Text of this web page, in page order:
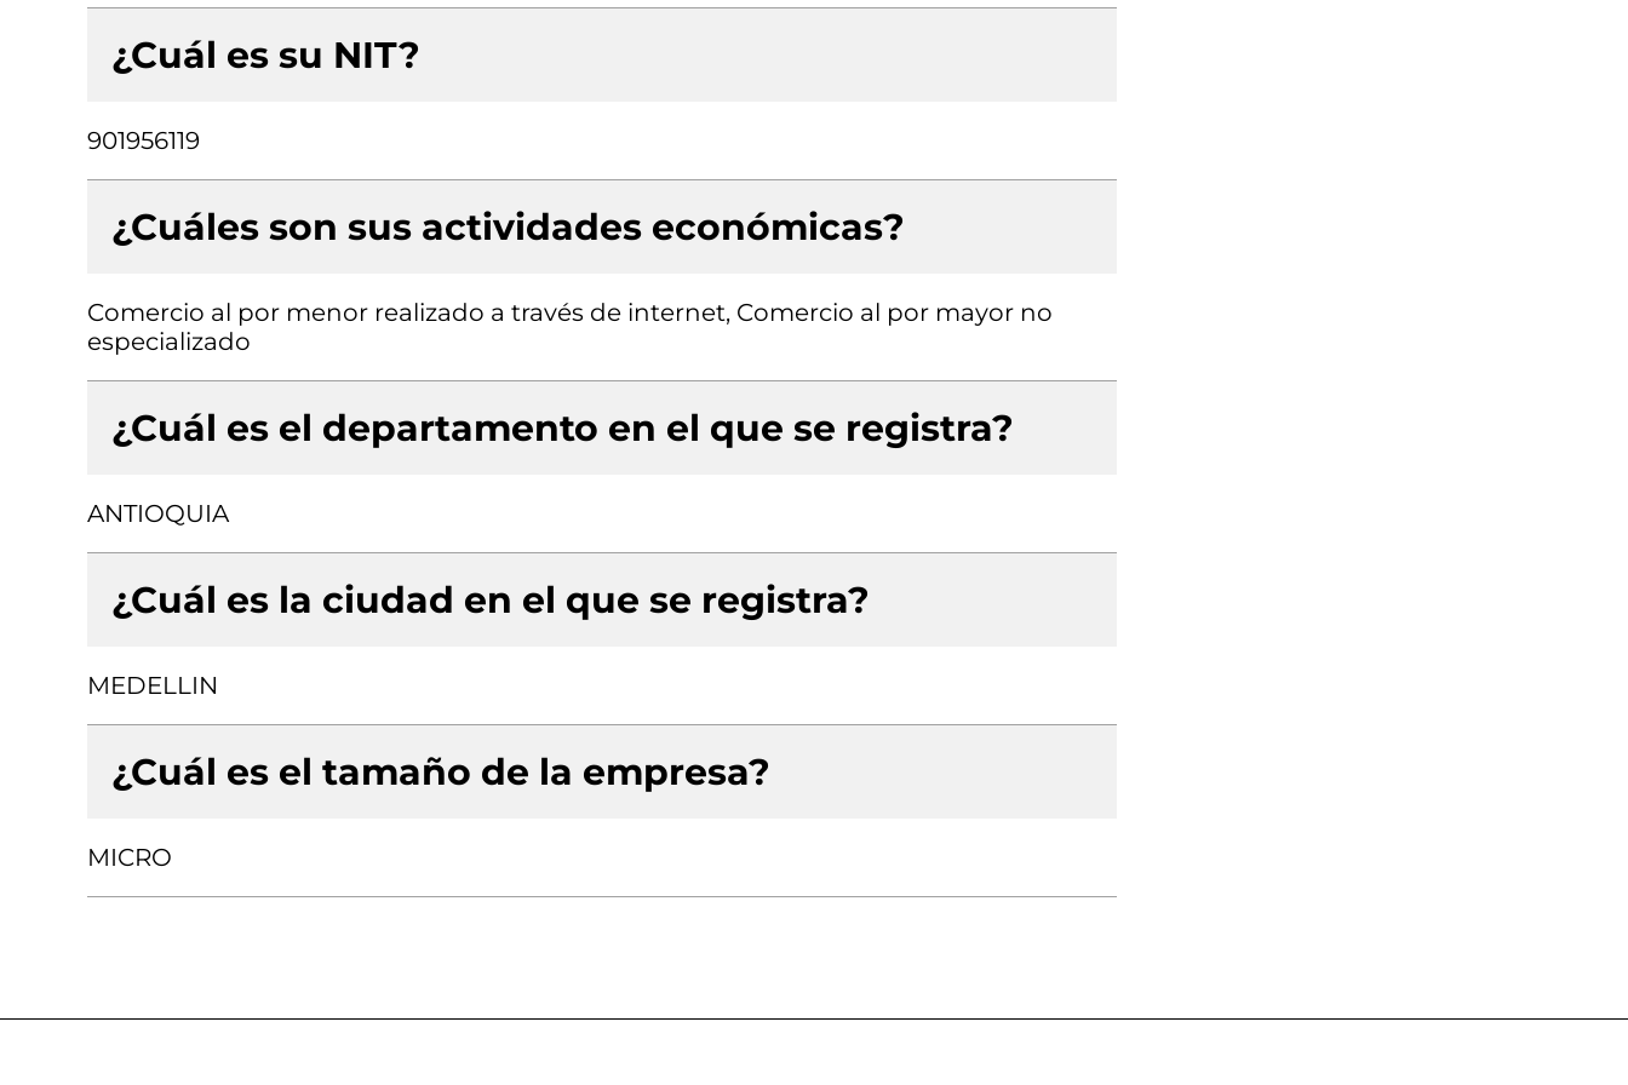
¿Cuál es su NIT?
901956119
¿Cuáles son sus actividades económicas?
Comercio al por menor realizado a través de internet, Comercio al por mayor no
especializado
¿Cuál es el departamento en el que se registra?
ANTIOQUIA
¿Cuál es la ciudad en el que se registra?
MEDELLIN
¿Cuál es el tamaño de la empresa?
MICRO